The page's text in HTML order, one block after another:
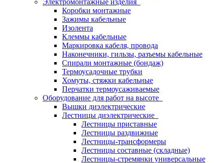
Электромонтажные изделия
Коробки монтажные
Зажимы кабельные
Изолента
Клеммы кабельные
Маркировка кабеля, провода
Наконечники, гильзы, разъемы кабельные
Спирали монтажные (бондаж)
Термоусадочные трубки
Хомуты, стяжки кабельные
Перчатки термоусаживаемые
Оборудование для работ на высоте
Вышки диэлектрические
Лестницы диэлектрические
Лестницы приставные
Лестницы раздвижные
Лестницы-трансформеры
Лестницы составные (складные)
Лестницы-стремянки универсальные